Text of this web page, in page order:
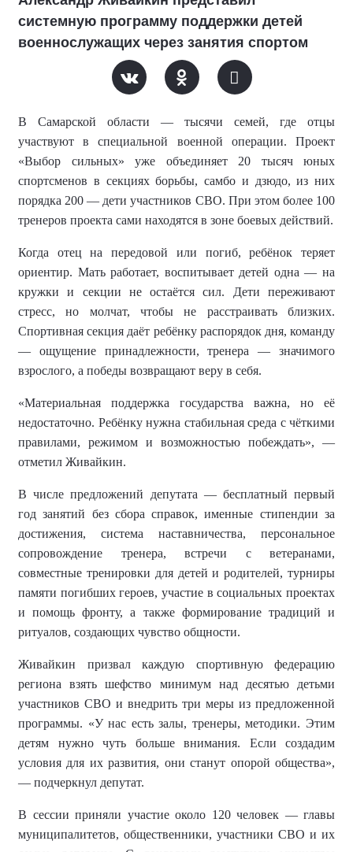
системную программу поддержки детей
военнослужащих через занятия спортом
В Самарской области — тысячи семей, где отцы
участвуют в специальной военной операции. Проект
«Выбор сильных» уже объединяет 20 тысяч юных
спортсменов в секциях борьбы, самбо и дзюдо, из них
порядка 200 — дети участников СВО. При этом более 100
тренеров проекта сами находятся в зоне боевых действий.
Когда отец на передовой или погиб, ребёнок теряет
ориентир. Мать работает, воспитывает детей одна — на
кружки и секции не остаётся сил. Дети переживают
стресс, но молчат, чтобы не расстраивать близких.
Спортивная секция даёт ребёнку распорядок дня, команду
— ощущение принадлежности, тренера — значимого
взрослого, а победы возвращают веру в себя.
«Материальная поддержка государства важна, но её
недостаточно. Ребёнку нужна стабильная среда с чёткими
правилами, режимом и возможностью побеждать», —
отметил Живайкин.
В числе предложений депутата — бесплатный первый
год занятий без сбора справок, именные стипендии за
достижения, система наставничества, персональное
сопровождение тренера, встречи с ветеранами,
совместные тренировки для детей и родителей, турниры
памяти погибших героев, участие в социальных проектах
и помощь фронту, а также формирование традиций и
ритуалов, создающих чувство общности.
Живайкин призвал каждую спортивную федерацию
региона взять шефство минимум над десятью детьми
участников СВО и внедрить три меры из предложенной
программы. «У нас есть залы, тренеры, методики. Этим
детям нужно чуть больше внимания. Если создадим
условия для их развития, они станут опорой общества»,
— подчеркнул депутат.
В сессии приняли участие около 120 человек — главы
муниципалитетов, общественники, участники СВО и их